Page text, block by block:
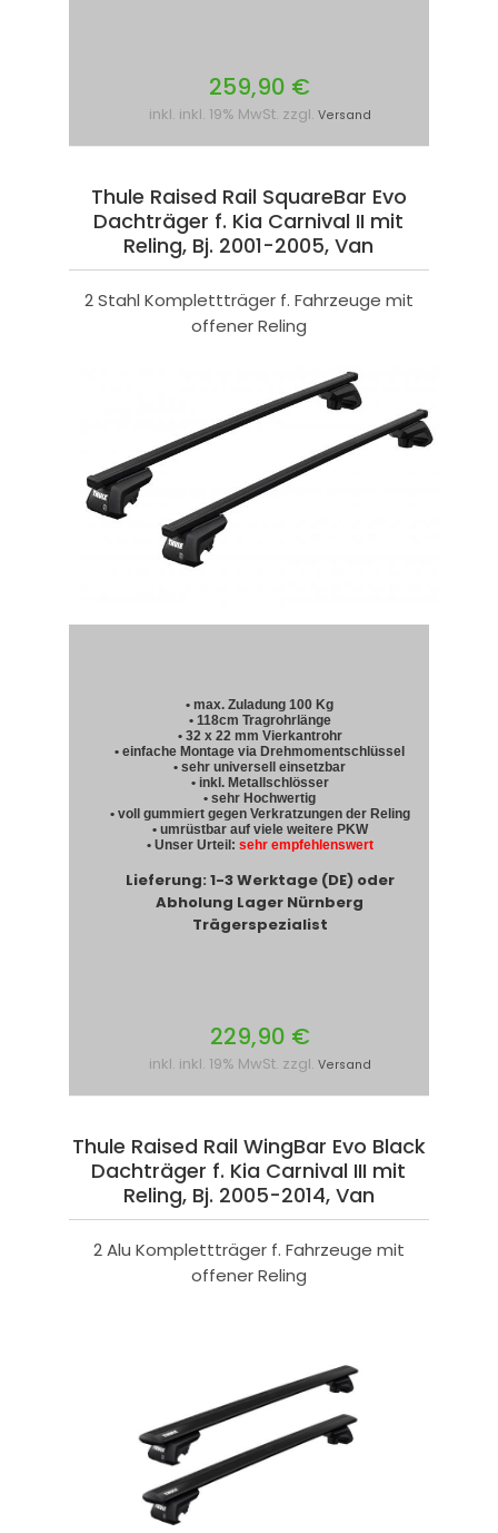
259,90 €
inkl. inkl. 19% MwSt. zzgl. Versand
Thule Raised Rail SquareBar Evo
Dachträger f. Kia Carnival II mit
Reling, Bj. 2001-2005, Van
2 Stahl Komplettträger f. Fahrzeuge mit
offener Reling
• max. Zuladung 100 Kg
• 118cm Tragrohrlänge
• 32 x 22 mm Vierkantrohr
• einfache Montage via Drehmomentschlüssel
• sehr universell einsetzbar
• inkl. Metallschlösser
• sehr Hochwertig
• voll gummiert gegen Verkratzungen der Reling
• umrüstbar auf viele weitere PKW
• Unser Urteil: sehr empfehlenswert
Lieferung: 1-3 Werktage (DE) oder
Abholung Lager Nürnberg
Trägerspezialist
229,90 €
inkl. inkl. 19% MwSt. zzgl. Versand
Thule Raised Rail WingBar Evo Black
Dachträger f. Kia Carnival III mit
Reling, Bj. 2005-2014, Van
2 Alu Komplettträger f. Fahrzeuge mit
offener Reling